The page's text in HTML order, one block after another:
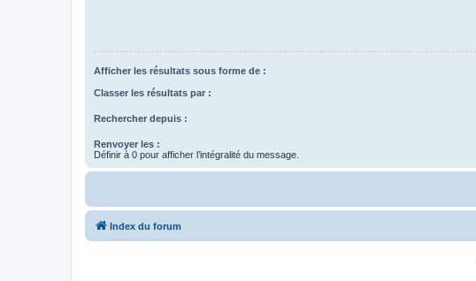
Afficher les résultats sous forme de :
Classer les résultats par :
Rechercher depuis :
Renvoyer les :
Définir à 0 pour afficher l’intégralité du message.
Index du forum